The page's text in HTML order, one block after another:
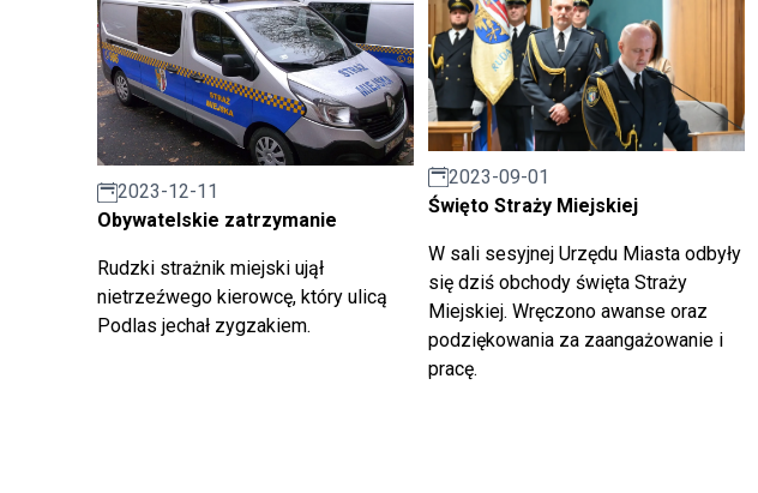
2023-12-11
Obywatelskie zatrzymanie
Rudzki strażnik miejski ujął
nietrzeźwego kierowcę, który ulicą
Podlas jechał zygzakiem.
2023-09-01
Święto Straży Miejskiej
W sali sesyjnej Urzędu Miasta odbyły
się dziś obchody święta Straży
Miejskiej. Wręczono awanse oraz
podziękowania za zaangażowanie i
pracę.